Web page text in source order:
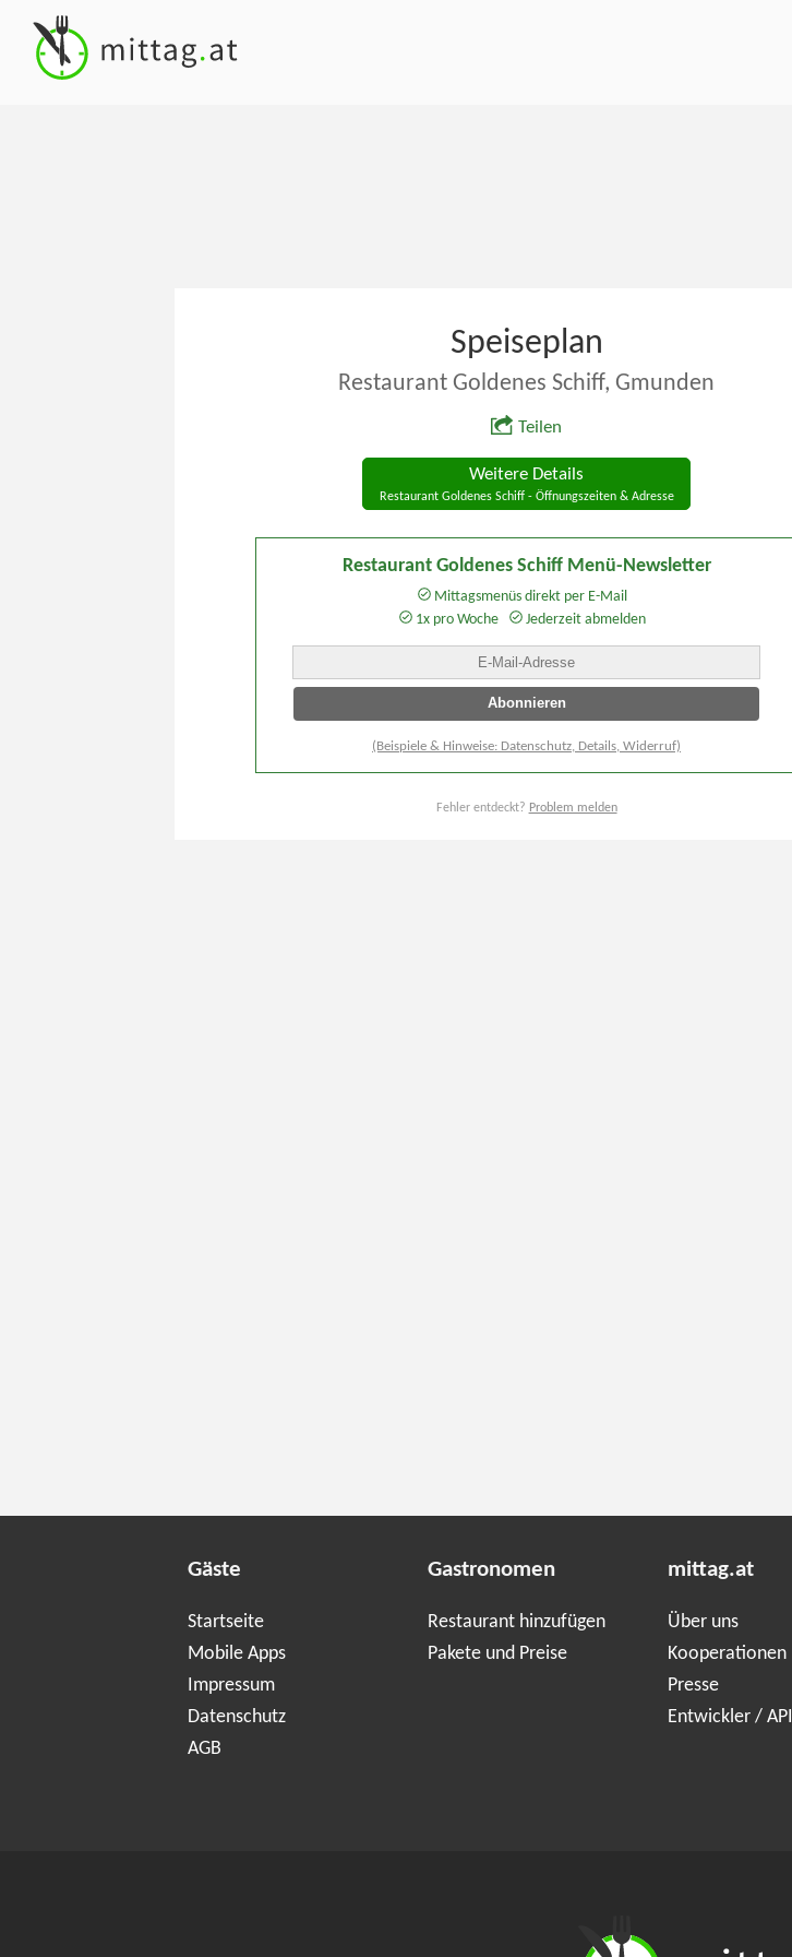
Speiseplan
Restaurant Goldenes Schiff, Gmunden
Teilen
Weitere Details
Restaurant Goldenes Schiff - Öffnungszeiten & Adresse
Restaurant Goldenes Schiff Menü-Newsletter
Mittagsmenüs direkt per E-Mail
1x pro Woche
Jederzeit abmelden
(Beispiele & Hinweise: Datenschutz, Details, Widerruf)
Fehler entdeckt? Problem melden
Gäste
Startseite
Mobile Apps
Impressum
Datenschutz
AGB
Gastronomen
Restaurant hinzufügen
Pakete und Preise
mittag.at
Über uns
Kooperationen
Presse
Entwickler / API